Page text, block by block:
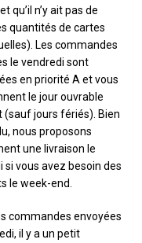
qu’il n’y ait pas de
quantités de cartes
Les commandes
le vendredi sont
en priorité A et vous
le jour ouvrable
(sauf jours fériés). Bien
nous proposons
une livraison le
si vous avez besoin des
le week-end.
commandes envoyées
il y a un petit